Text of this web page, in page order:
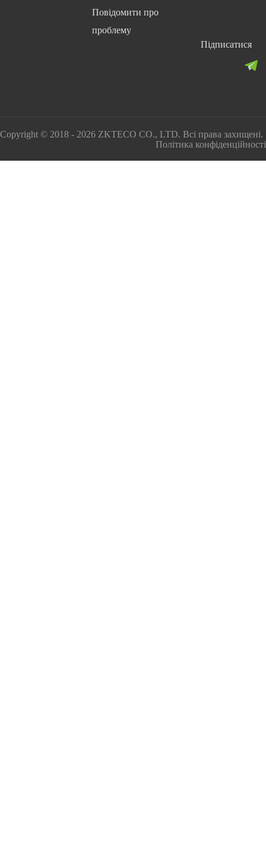
Повідомити про
проблему
Підписатися
Copyright © 2018 - 2026 ZKTECO CO., LTD. Всі права захищені.
Політика конфіденційності